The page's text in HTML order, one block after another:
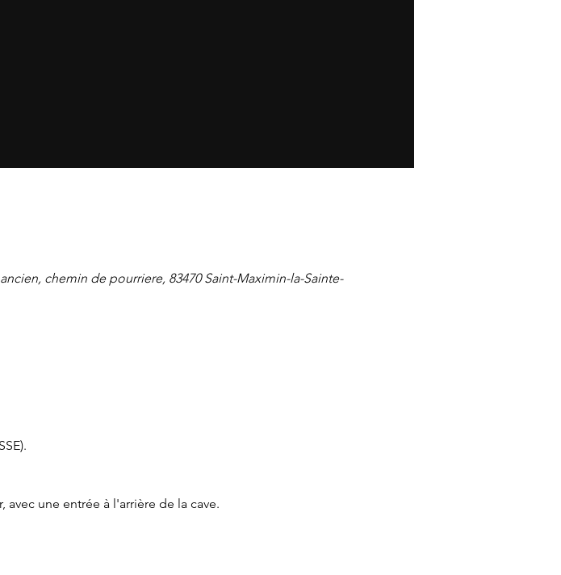
chemin de pourriere, 83470 Saint-Maximin-la-Sainte-
une entrée à l'arrière de la cave.